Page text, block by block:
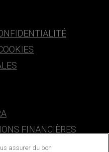
FINANCIÈRES
assurer du bon